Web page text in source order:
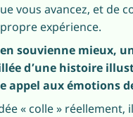
vous avancez, et de
expérience.
souvienne mieux,
d’une histoire
appel aux émotions
« colle » réellement,